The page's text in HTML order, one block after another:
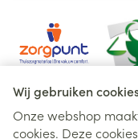
Wij gebruiken
Onze webshop
cookies. Deze